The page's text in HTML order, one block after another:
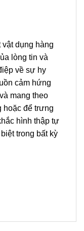
dụng hàng
lòng tin và
về sự hy
cảm hứng
mang theo
hoặc để trưng
hình thập tự
trong bất kỳ